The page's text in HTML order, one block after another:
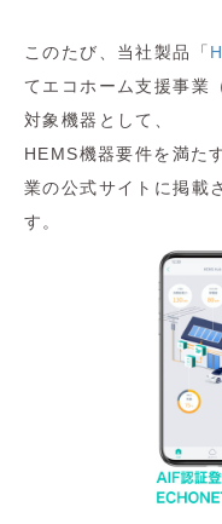
このたび、当社製品「
てエコホーム支援事業
対象機器として、
HEMS機器要件を満た
業の公式サイトに掲載
す。